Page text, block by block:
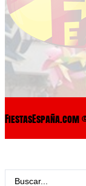
FiestasEspaña.com